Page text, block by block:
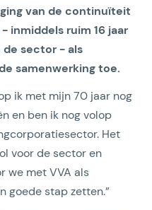
van de continuïteit
inmiddels ruim 16 jaar
de sector - als
samenwerking toe.
ik met mijn 70 jaar nog
en ben ik nog volop
Het
voor de sector en
we met VVA als
goede stap zetten.”